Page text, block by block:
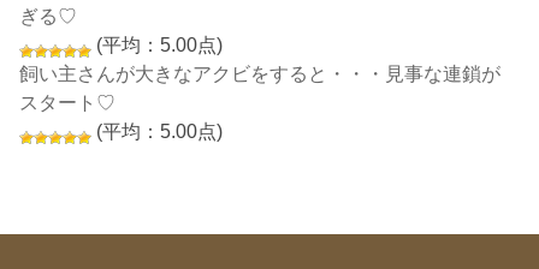
ぎる♡
(平均：5.00点)
飼い主さんが大きなアクビをすると・・・見事な連鎖が
スタート♡
(平均：5.00点)